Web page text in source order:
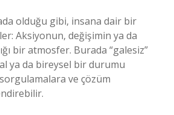
olduğu gibi, insana dair bir
Aksiyonun, değişimin ya da
bir atmosfer. Burada “galesiz”
ya da bireysel bir durumu
ve çözüm